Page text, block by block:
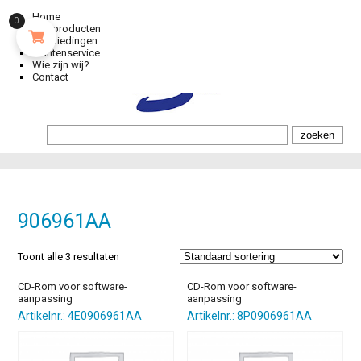
Home
Alle producten
Aanbiedingen
Klantenservice
Wie zijn wij?
Contact
906961AA
Toont alle 3 resultaten
CD-Rom voor software-
aanpassing
Artikelnr.: 4E0906961AA
CD-Rom voor software-
aanpassing
Artikelnr.: 8P0906961AA
0